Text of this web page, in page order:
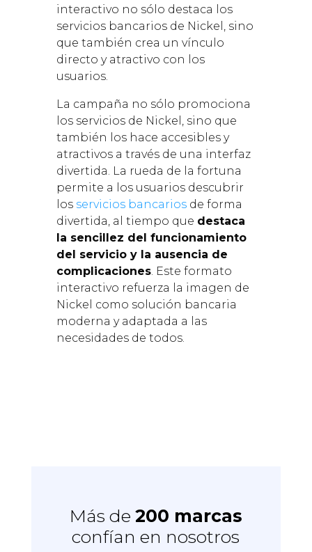
interactivo no sólo destaca los
servicios bancarios de Nickel, sino
que también crea un vínculo
directo y atractivo con los
usuarios.
La campaña no sólo promociona
los servicios de Nickel, sino que
también los hace accesibles y
atractivos a través de una interfaz
divertida. La rueda de la fortuna
permite a los usuarios descubrir
los servicios bancariosde forma
divertida, al tiempo que destaca
la sencillez del funcionamiento
del servicio y la ausencia de
complicaciones. Este formato
interactivo refuerza la imagen de
Nickel como solución bancaria
moderna y adaptada a las
necesidades de todos.
Más de 200 marcas
confían en nosotros